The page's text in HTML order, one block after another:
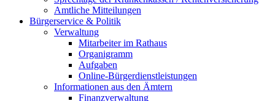
Amtliche Mitteilungen
Bürgerservice & Politik
Verwaltung
Mitarbeiter im Rathaus
Organigramm
Aufgaben
Online-Bürgerdienstleistungen
Informationen aus den Ämtern
Finanzverwaltung